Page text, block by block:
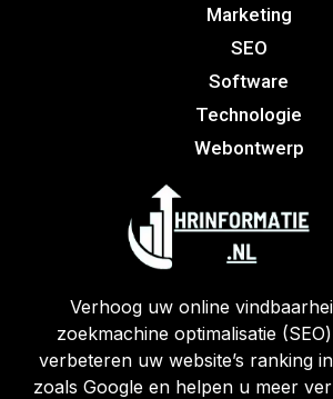
Marketing
SEO
Software
Technologie
Webontwerp
Verhoog uw online
zoekmachine optimalisatie
verbeteren uw website’s ranking
zoals Google en helpen u meer